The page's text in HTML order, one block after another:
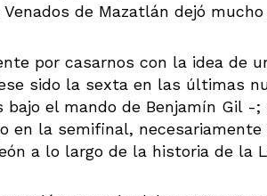
de Mazatlán dejó mucho
por casarnos con la idea de
sido la sexta en las últimas
bajo el mando de Benjamín Gil -
en la semifinal,
a lo largo de la historia de la